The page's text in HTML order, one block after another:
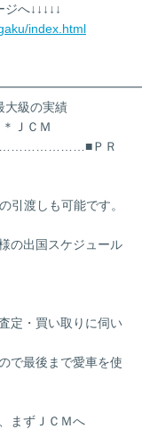
へ↓↓↓↓↓
index.html
級の実績
ＪＣＭ
ＰＲ
引渡しも可能です。
の出国スケジュール
定・買い取りに伺い
で最後まで愛車を使
まずＪＣＭへ